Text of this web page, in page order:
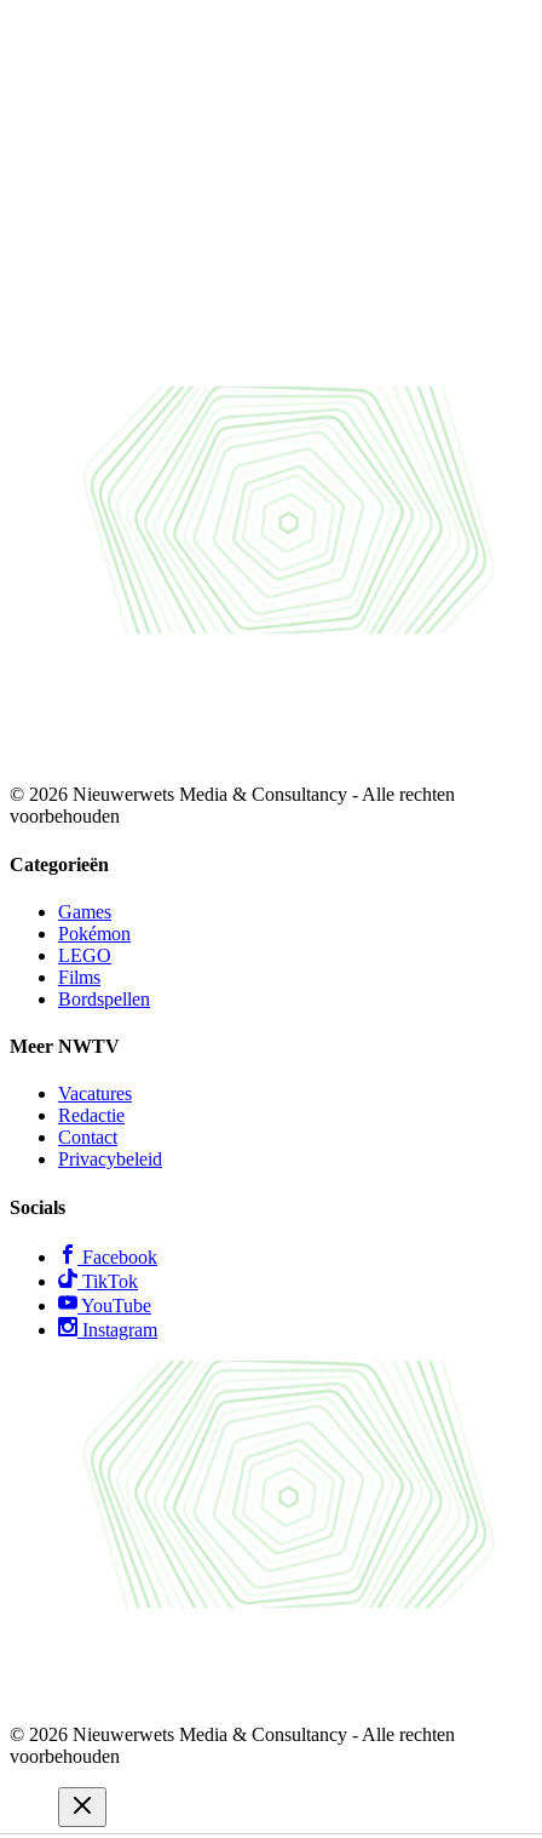
© 2026 Nieuwerwets Media & Consultancy - Alle rechten
voorbehouden
Categorieën
Games
Pokémon
LEGO
Films
Bordspellen
Meer NWTV
Vacatures
Redactie
Contact
Privacybeleid
Socials
Facebook
TikTok
YouTube
Instagram
© 2026 Nieuwerwets Media & Consultancy - Alle rechten
voorbehouden